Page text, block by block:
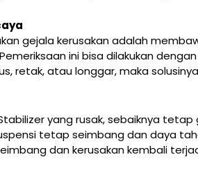
gejala kerusakan adalah
ini bisa dilakukan
retak, atau longgar, maka
yang rusak, sebaiknya
tetap seimbang dan daya
dan kerusakan kembali